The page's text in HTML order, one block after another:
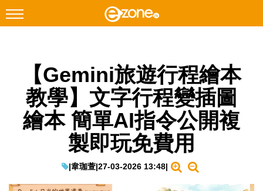
Facebook Instagram
科技焦點
網絡生活
EduTech
【Gemini旅遊行程繪本
教學】文字行程變插圖
繪本 簡單AI指令公開複
製即玩免費用
|韋珈萱|27-03-2026 13:48|